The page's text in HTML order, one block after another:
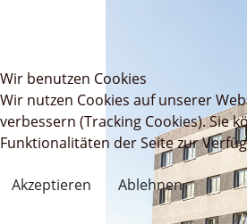
Wir benutzen Cookies
Wir nutzen Cookies auf unserer
verbessern (Tracking Cookies). Sie
Funktionalitäten der Seite zur
Akzeptieren
Ablehnen